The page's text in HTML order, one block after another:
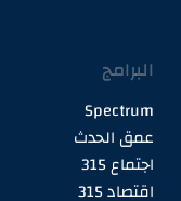
البرامج
Spectrum
عمق الحدث
اجتماع 315
اقتصاد 315